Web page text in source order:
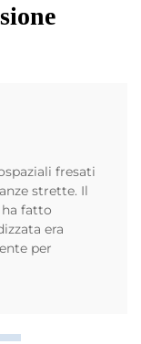
fresati
strette. Il
fatto
era
per